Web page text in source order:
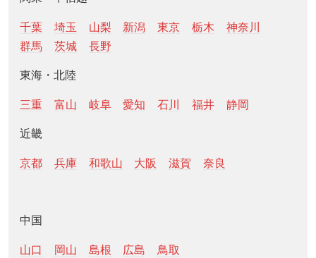
千葉 埼玉 山梨 新潟 東京 栃木
神奈川
群馬
茨城 長野
東海・北陸
三重 富山 岐阜 愛知 石川 福井 静岡
近畿
京都 兵庫 和歌山 大阪 滋賀 奈良
中国
山口 岡山 島根 広島 鳥取